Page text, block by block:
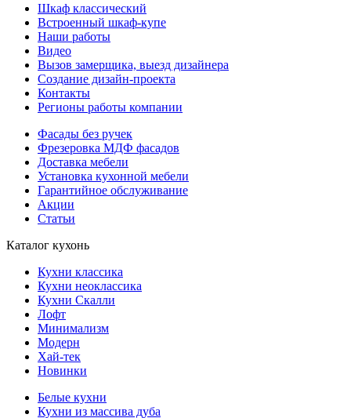
Шкаф классический
Встроенный шкаф-купе
Наши работы
Видео
Вызов замерщика, выезд дизайнера
Создание дизайн-проекта
Контакты
Регионы работы компании
Фасады без ручек
Фрезеровка МДФ фасадов
Доставка мебели
Установка кухонной мебели
Гарантийное обслуживание
Акции
Статьи
Каталог кухонь
Кухни классика
Кухни неоклассика
Кухни Скалли
Лофт
Минимализм
Модерн
Хай-тек
Новинки
Белые кухни
Кухни из массива дуба